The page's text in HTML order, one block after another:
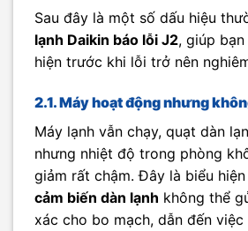
Sau đây là một số dấu hiệu
lạnh Daikin báo lỗi J2, giúp
hiện trước khi lỗi trở nên
2.1. Máy hoạt động nhưng
Máy lạnh vẫn chạy, quạt dàn
nhưng nhiệt độ trong phòng
giảm rất chậm. Đây là biểu
cảm biến dàn lạnh không thể
xác cho bo mạch, dẫn đến việc